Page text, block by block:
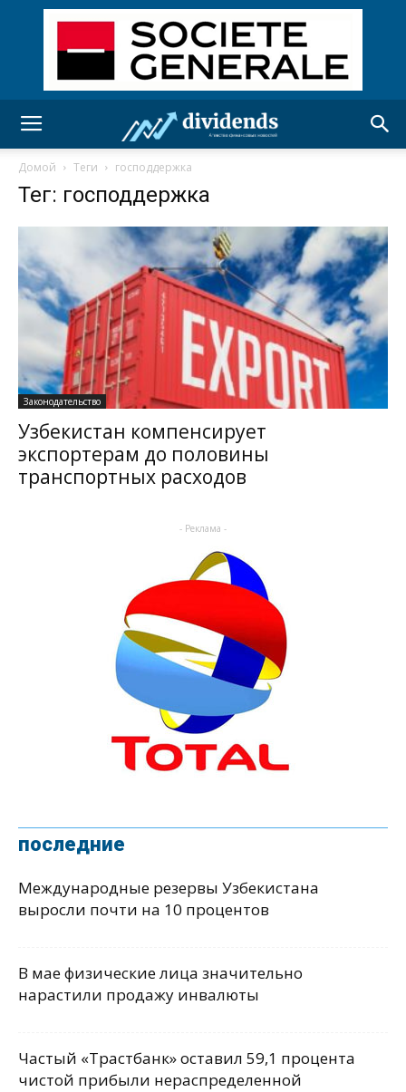
Домой Теги господдержка
Тег: господдержка
Законодательство
Узбекистан компенсирует
экспортерам до половины
транспортных расходов
- Реклама -
последние
Международные резервы Узбекистана
выросли почти на 10 процентов
В мае физические лица значительно
нарастили продажу инвалюты
Частый «Трастбанк» оставил 59,1 процента
чистой прибыли нераспределенной